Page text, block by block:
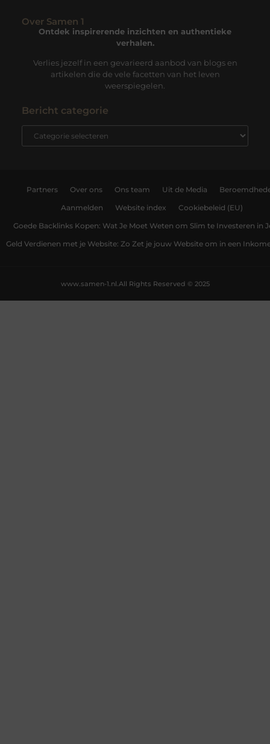
Over Samen 1
Ontdek inspirerende inzichten en authentieke
verhalen.
Verlies jezelf in een gevarieerd aanbod van blogs en
artikelen die de vele facetten van het leven
weerspiegelen.
Bericht categorie
Partners Over ons Ons team Uit de Media
Aanmelden Website index Cookiebeleid (EU)
Goede Backlinks Kopen: Wat Je Moet Weten om Slim te Investeren in
Geld Verdienen met je Website: Zo Zet je jouw Website om in een
All Rights Reserved © 2025
www.samen-1.nl.